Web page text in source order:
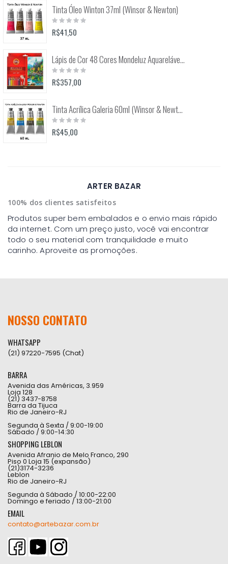
Tinta Óleo Winton 37ml (Winsor & Newton)
Rating:
0%
R$41,50
Lápis de Cor 48 Cores Mondeluz Aquarelável (Koh-I-Noor)
Rating:
0%
R$357,00
Tinta Acrílica Galeria 60ml (Winsor & Newton)
Rating:
0%
R$45,00
ARTER BAZAR
100% dos clientes satisfeitos
Produtos super bem embalados e o envio mais rápido
da internet. Com um preço justo, você vai encontrar
todo o seu material com tranquilidade e muito
carinho. Aproveite as promoções.
NOSSO CONTATO
WHATSAPP
(21) 97220-7595 (Chat)
BARRA
Avenida das Américas, 3.959
Loja 128
(21) 3437-8758
Barra da Tijuca
Rio de Janeiro-RJ
Segunda à Sexta / 9:00-19:00
Sábado / 9:00-14:30
SHOPPING LEBLON
Avenida Afranio de Melo Franco, 290
Piso 0 Loja 15 (expansão)
(21)3174-3236
Leblon
Rio de Janeiro-RJ
Segunda à Sábado / 10:00-22:00
Domingo e feriado / 13:00-21:00
EMAIL
contato@artebazar.com.br